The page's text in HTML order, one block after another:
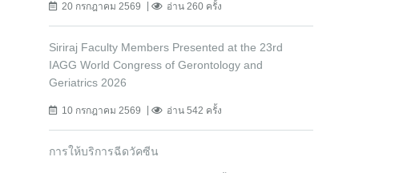
20 กรกฎาคม 2569 อ่าน 260 ครั้ง
Siriraj Faculty Members Presented at the 23rd
IAGG World Congress of Gerontology and
Geriatrics 2026
10 กรกฎาคม 2569 อ่าน 542 ครั้ง
การให้บริการฉีดวัคซีน